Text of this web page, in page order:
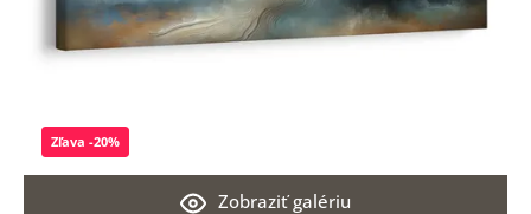
Zobraziť galériu
Zľava -20%